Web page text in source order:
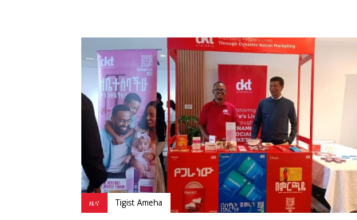
ዜና Tigist Ameha